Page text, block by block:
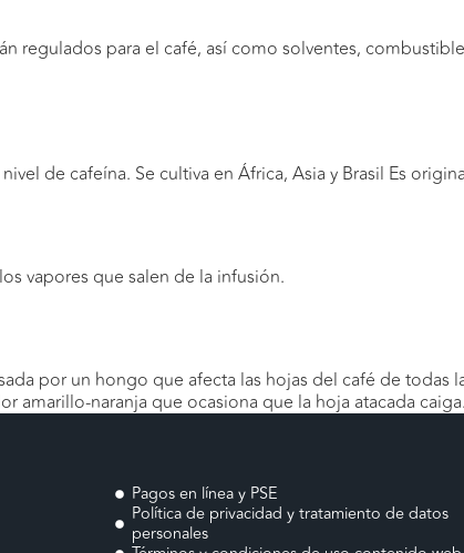
regulados para el café, así como solventes,
de cafeína. Se cultiva en África, Asia y Brasil Es
vapores que salen de la infusión.
por un hongo que afecta las hojas del café de todas
amarillo-naranja que ocasiona que la hoja atacada caiga.
Pagos en línea y PSE
Política de privacidad y tratamiento de datos
personales